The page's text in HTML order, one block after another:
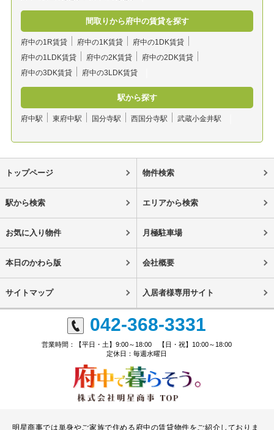
間取りから府中の賃貸を探す
府中の1R賃貸 府中の1K賃貸
府中の1DK賃貸
府中の1LDK賃貸
府中の2K賃貸
府中の2DK賃貸
府中の3DK賃貸
府中の3LDK賃貸
駅から探す
府中駅 東府中駅 国分寺駅 西国分寺駅 武蔵小金井駅
トップページ 物件検索
駅から検索 エリアから検索
お気に入り物件 月極駐車場
本日のかわら版 会社概要
サイトマップ 入居者様専用サイト
042-368-3331
営業時間：【平日・土】9:00～18:00 【日・祝】10:00～18:00
定休日：毎週水曜日
明星商事では単身やご家族で住める府中の賃貸物件をご紹介しておりま